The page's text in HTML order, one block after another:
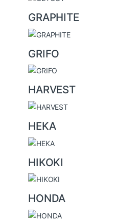
GRAPHITE
GRIFO
HARVEST
HEKA
HIKOKI
HONDA